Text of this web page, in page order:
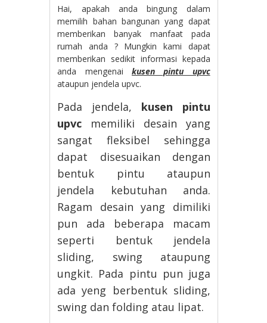
Hai, apakah anda bingung dalam
memilih bahan bangunan yang dapat
memberikan banyak manfaat pada
rumah anda ? Mungkin kami dapat
memberikan sedikit informasi kepada
anda mengenai kusen pintu upvc
ataupun jendela upvc.
Pada jendela, kusen pintu
upvc memiliki desain yang
sangat fleksibel sehingga
dapat disesuaikan dengan
bentuk pintu ataupun
jendela kebutuhan anda.
Ragam desain yang dimiliki
pun ada beberapa macam
seperti bentuk jendela
sliding, swing ataupung
ungkit. Pada pintu pun juga
ada yeng berbentuk sliding,
swing dan folding atau lipat.